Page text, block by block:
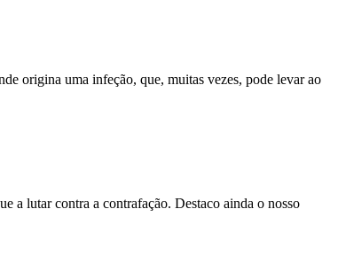
origina uma infeção, que, muitas vezes, pode levar ao
a lutar contra a contrafação. Destaco ainda o nosso